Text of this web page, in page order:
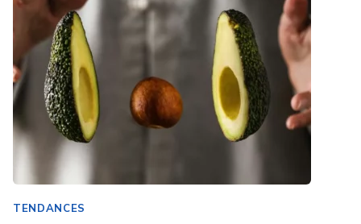
TENDANCES